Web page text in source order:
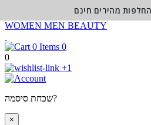
WOMEN MEN BEAUTY
0
0
+1
שכחת סיסמה?
×
מהירים חינם